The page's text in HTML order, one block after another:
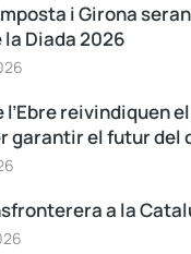
i Girona
Diada 2026
l’Ebre reivindiquen
garantir el futur del
a la